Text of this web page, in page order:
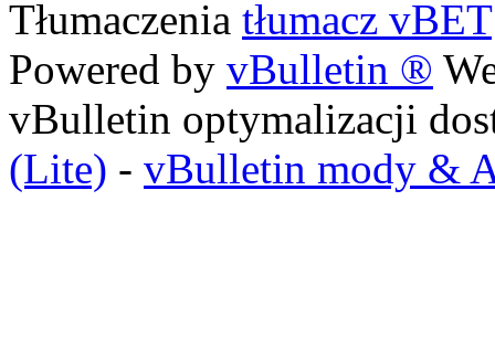
Tłumaczenia tłumacz vBET
Powered by vBulletin ®
vBulletin optymalizacji
(Lite) - vBulletin mody &